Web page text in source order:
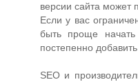
версии сайта может
Если у вас
быть проще начать
постепенно
SEO и